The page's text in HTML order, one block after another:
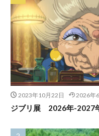
2023年10月22日 2026年
ジブリ展 2026年-2027